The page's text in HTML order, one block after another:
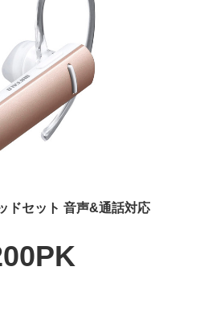
セット 音声&通話対応